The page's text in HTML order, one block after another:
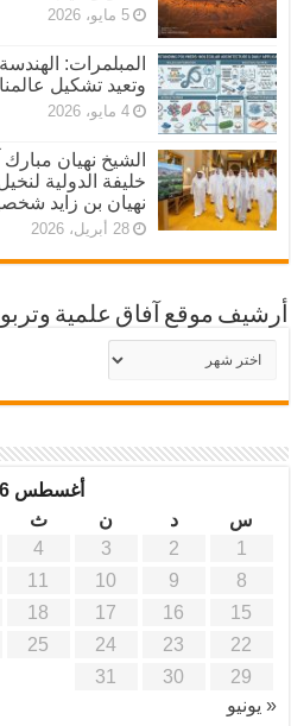
5 مايو، 2026
المبلمرات:
وتعيد تشكيل عالمنا
4 مايو، 2026
الشيخ نهيان مبارك
خليفة الدولية
نهيان بن زايد شخصية
28 أبريل، 2026
أرشيف موقع آفاق علمية
أرشيف
موقع
أغسطس 2026
س
د ن ث
1
2
3
4
8
9
10
11
15
16
17
18
22
23
24
25
29
30
31
« يونيو